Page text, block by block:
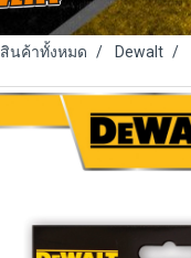
สินค้าทั้งหมด Dewalt